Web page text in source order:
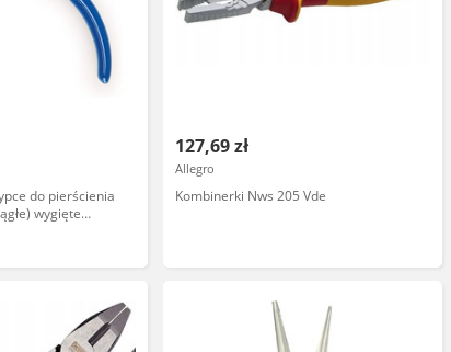
do pierścienia
wygięte
127,69 zł
Allegro
Kombinerki Nws 205 Vde